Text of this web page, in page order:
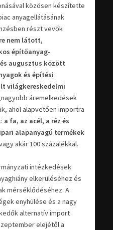
közösen készítette
anyagellátásának
részt vevők
nem látott,
építőanyag-
augusztus között
és építési
világkereskedelmi
áremelkedések
ahol alapvetően importra
a fa, az acél, a réz és
alapanyagú termékek
akár 100 százalékkal.
intézkedések
elkerüléséhez és
mérséklődéséhez. A
enyhülése és a nagy
alternatív import
elejétől a